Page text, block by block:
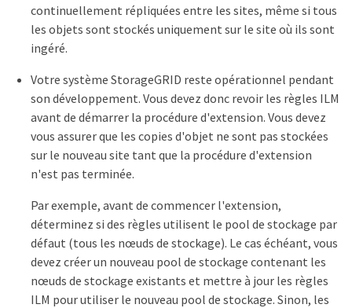
continuellement répliquées entre les sites, même si tous
les objets sont stockés uniquement sur le site où ils sont
ingéré.
Votre système StorageGRID reste opérationnel pendant
son développement. Vous devez donc revoir les règles ILM
avant de démarrer la procédure d'extension. Vous devez
vous assurer que les copies d'objet ne sont pas stockées
sur le nouveau site tant que la procédure d'extension
n'est pas terminée.
Par exemple, avant de commencer l'extension,
déterminez si des règles utilisent le pool de stockage par
défaut (tous les nœuds de stockage). Le cas échéant, vous
devez créer un nouveau pool de stockage contenant les
nœuds de stockage existants et mettre à jour les règles
ILM pour utiliser le nouveau pool de stockage. Sinon, les